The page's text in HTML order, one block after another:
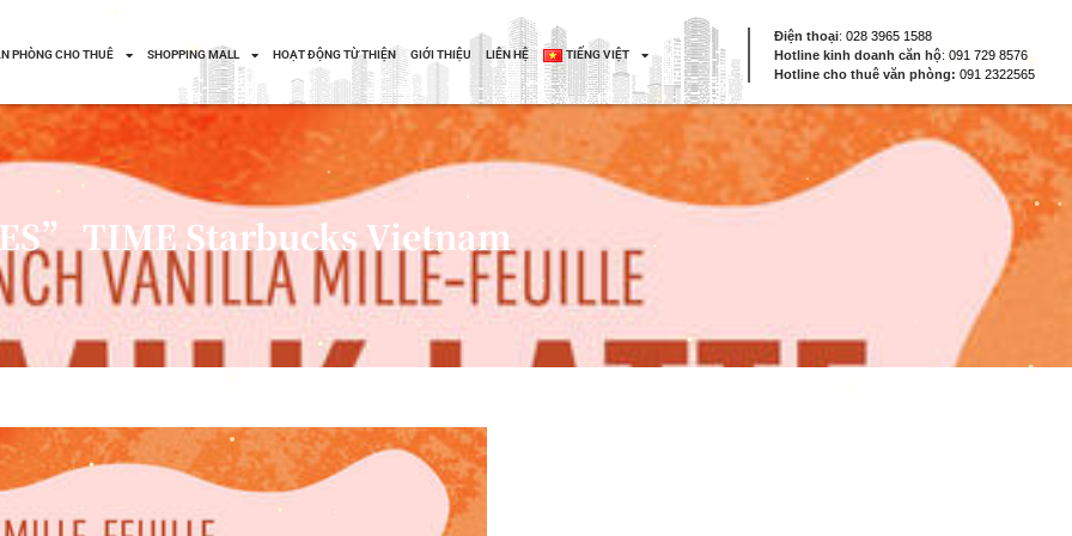
PHÒNG CHO THUÊ SHOPPING MALL HOẠT ĐỘNG TỪ THIỆN GIỚI THIỆU LIÊN HỆ TIẾNG VIỆT
Điện thoại:028 3965 1588
Hotline kinh doanh căn hộ:091 729 8576
Hotline cho thuê văn phòng: 091 2322565
TIME Starbucks Vietnam